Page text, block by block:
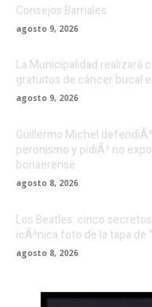
Consejos Barriales
agosto 9, 2026
La Municipalidad realizará
gratuitos de cáncer bucal
agosto 9, 2026
Guillermo Michel
peronismo y pidiÃ³ no
bonaerense
agosto 8, 2026
Los Beatles: cinco
icÃ³nica foto de la tapa de
agosto 8, 2026